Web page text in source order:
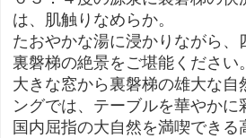
は、肌触りなめらか。
たおやかな湯に浸かりながら、
裏磐梯の絶景をご堪能ください。
大きな窓から裏磐梯の雄大な自
ングでは、テーブルを華やかに
国内屈指の大自然を満喫できる